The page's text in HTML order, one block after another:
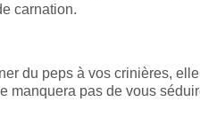
carnation.
du peps à vos crinières,
manquera pas de vous